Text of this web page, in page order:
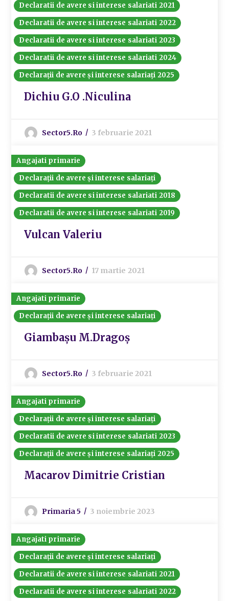
Declaratii de avere si interese salariati 2021
Declaratii de avere si interese salariati 2022
Declaratii de avere si interese salariati 2023
Declaratii de avere si interese salariati 2024
Declarații de avere și interese salariați 2025
Dichiu G.O .Niculina
Sector5.ro 3 februarie 2021
Angajati primarie
Declarații de avere și interese salariați
Declaratii de avere si interese salariati 2018
Declaratii de avere si interese salariati 2019
Vulcan Valeriu
Sector5.ro 17 martie 2021
Angajati primarie
Declarații de avere și interese salariați
Giambașu M.Dragoș
Sector5.ro 3 februarie 2021
Angajati primarie
Declarații de avere și interese salariați
Declaratii de avere si interese salariati 2023
Declarații de avere și interese salariați 2025
Macarov Dimitrie Cristian
Primaria 5 3 noiembrie 2023
Angajati primarie
Declarații de avere și interese salariați
Declaratii de avere si interese salariati 2021
Declaratii de avere si interese salariati 2022